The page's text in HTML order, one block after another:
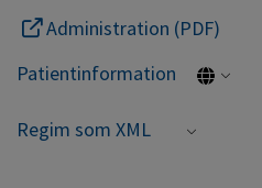
Administration (PDF)
Patientinformation
Regim som XML